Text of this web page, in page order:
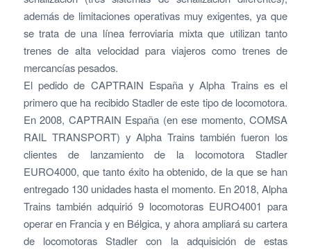
además de limitaciones operativas muy exigentes, ya que
se trata de una línea ferroviaria mixta que utilizan tanto
trenes de alta velocidad para viajeros como trenes de
mercancías pesados.
El pedido de CAPTRAIN España y Alpha Trains es el
primero que ha recibido Stadler de este tipo de locomotora.
En 2008, CAPTRAIN España (en ese momento, COMSA
RAIL TRANSPORT) y Alpha Trains también fueron los
clientes de lanzamiento de la locomotora Stadler
EURO4000, que tanto éxito ha obtenido, de la que se han
entregado 130 unidades hasta el momento. En 2018, Alpha
Trains también adquirió 9 locomotoras EURO4001 para
operar en Francia y en Bélgica, y ahora ampliará su cartera
de locomotoras Stadler con la adquisición de estas